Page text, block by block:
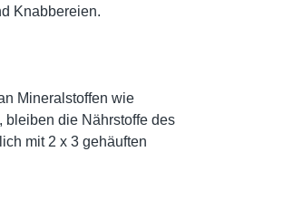
Knabbereien.
Mineralstoffen wie
bleiben die Nährstoffe des
mit 2 x 3 gehäuften